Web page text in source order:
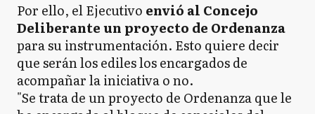
Por ello, el Ejecutivo envió al Concejo
Deliberante un proyecto de Ordenanza
para su instrumentación. Esto quiere decir
que serán los ediles los encargados de
acompañar la iniciativa o no.
"Se trata de un proyecto de Ordenanza que le